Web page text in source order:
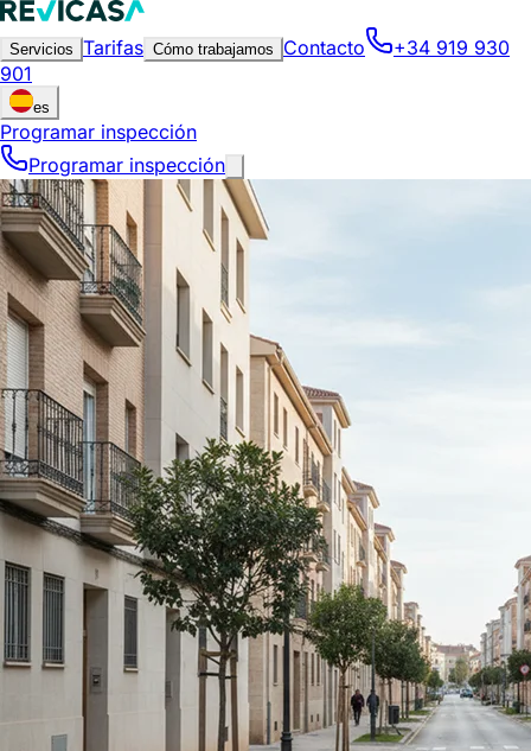
Servicios Tarifas Cómo trabajamos Contacto
+34 919 930
901
es
Programar inspección
Programar inspección